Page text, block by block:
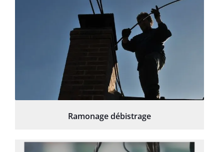
Ramonage débistrage